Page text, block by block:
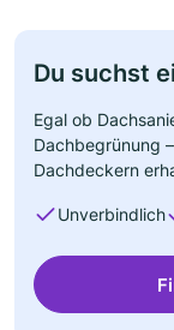
Du suchst
Egal ob
Dachbegrünung
Dachdeckern
Unverbindlich